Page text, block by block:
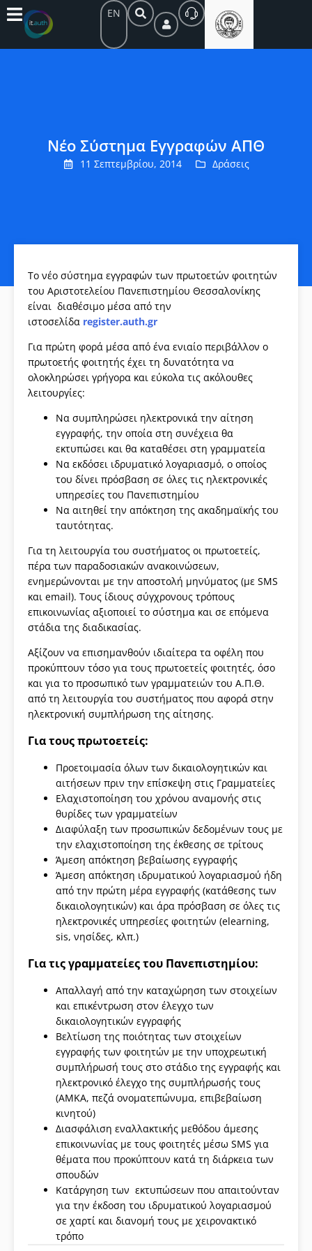
EN
Νέο Σύστημα Εγγραφών ΑΠΘ
11 Σεπτεμβρίου, 2014 Δράσεις
Το νέο σύστημα εγγραφών των πρωτοετών φοιτητών
του Αριστοτελείου Πανεπιστημίου Θεσσαλονίκης
είναι διαθέσιμο μέσα από την
ιστοσελίδα register.auth.gr
Για πρώτη φορά μέσα από ένα ενιαίο περιβάλλον ο
πρωτοετής φοιτητής έχει τη δυνατότητα να
ολοκληρώσει γρήγορα και εύκολα τις ακόλουθες
λειτουργίες:
Να συμπληρώσει ηλεκτρονικά την αίτηση
εγγραφής, την οποία στη συνέχεια θα
εκτυπώσει και θα καταθέσει στη γραμματεία
Να εκδόσει ιδρυματικό λογαριασμό, ο οποίος
του δίνει πρόσβαση σε όλες τις ηλεκτρονικές
υπηρεσίες του Πανεπιστημίου
Να αιτηθεί την απόκτηση της ακαδημαϊκής του
ταυτότητας.
Για τη λειτουργία του συστήματος οι πρωτοετείς,
πέρα των παραδοσιακών ανακοινώσεων,
ενημερώνονται με την αποστολή μηνύματος (με SMS
και email). Τους ίδιους σύγχρονους τρόπους
επικοινωνίας αξιοποιεί το σύστημα και σε επόμενα
στάδια της διαδικασίας.
Αξίζουν να επισημανθούν ιδιαίτερα τα οφέλη που
προκύπτουν τόσο για τους πρωτοετείς φοιτητές, όσο
και για το προσωπικό των γραμματειών του Α.Π.Θ.
από τη λειτουργία του συστήματος που αφορά στην
ηλεκτρονική συμπλήρωση της αίτησης.
Για τους πρωτοετείς:
Προετοιμασία όλων των δικαιολογητικών και
αιτήσεων πριν την επίσκεψη στις Γραμματείες
Ελαχιστοποίηση του χρόνου αναμονής στις
θυρίδες των γραμματείων
Διαφύλαξη των προσωπικών δεδομένων τους με
την ελαχιστοποίηση της έκθεσης σε τρίτους
Άμεση απόκτηση βεβαίωσης εγγραφής
Άμεση απόκτηση ιδρυματικού λογαριασμού ήδη
από την πρώτη μέρα εγγραφής (κατάθεσης των
δικαιολογητικών) και άρα πρόσβαση σε όλες τις
ηλεκτρονικές υπηρεσίες φοιτητών (elearning,
sis, νησίδες, κλπ.)
Για τις γραμματείες του Πανεπιστημίου:
Απαλλαγή από την καταχώρηση των στοιχείων
και επικέντρωση στον έλεγχο των
δικαιολογητικών εγγραφής
Βελτίωση της ποιότητας των στοιχείων
εγγραφής των φοιτητών με την υποχρεωτική
συμπλήρωσή τους στο στάδιο της εγγραφής και
ηλεκτρονικό έλεγχο της συμπλήρωσής τους
(ΑΜΚΑ, πεζά ονοματεπώνυμα, επιβεβαίωση
κινητού)
Διασφάλιση εναλλακτικής μεθόδου άμεσης
επικοινωνίας με τους φοιτητές μέσω SMS για
θέματα που προκύπτουν κατά τη διάρκεια των
σπουδών
Κατάργηση των εκτυπώσεων που απαιτούνταν
για την έκδοση του ιδρυματικού λογαριασμού
σε χαρτί και διανομή τους με χειρονακτικό
τρόπo